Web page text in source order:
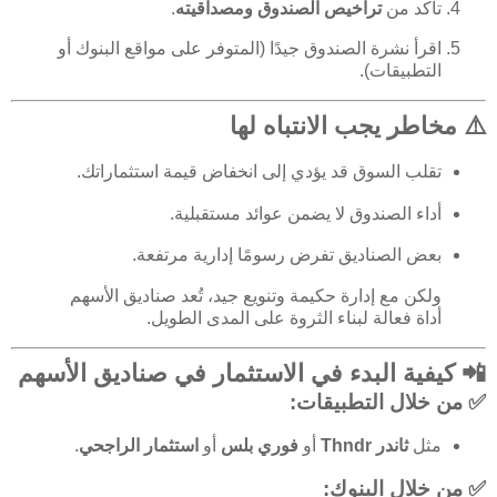
تأكد منتراخيص الصندوق ومصداقيته.
اقرأ نشرة الصندوق جيدًا (المتوفر على مواقع البنوك أو
التطبيقات).
⚠️ مخاطر يجب الانتباه لها
تقلب السوق قد يؤدي إلى انخفاض قيمة استثماراتك.
أداء الصندوق لا يضمن عوائد مستقبلية.
بعض الصناديق تفرض رسومًا إدارية مرتفعة.
ولكن مع إدارة حكيمة وتنويع جيد، تُعد صناديق الأسهم
أداة فعالة لبناء الثروة على المدى الطويل.
📲 كيفية البدء في الاستثمار في صناديق الأسهم
✅ من خلال التطبيقات:
مثلثاندر Thndr أو فوري بلس أو استثمار الراجحي.
✅ من خلال البنوك: